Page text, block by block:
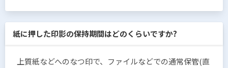
紙に押した印影の保持期間はどのくらいですか?
上質紙などへのなつ印で、ファイルなどでの通常保管(直